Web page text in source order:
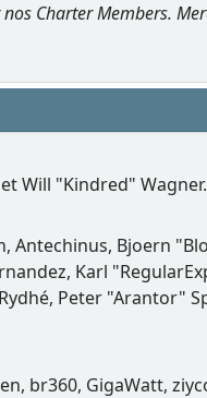
Charter Members.
Will "Kindred" Wagner.
Antechinus, Bjoern
Karl
Peter "Arantor"
br360, GigaWatt,